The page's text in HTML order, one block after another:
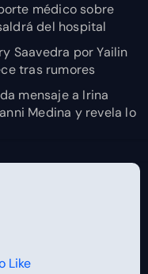
médico sobre
del hospital
Saavedra por Yailin
tras rumores
mensaje a Irina
Medina y revela lo
Like